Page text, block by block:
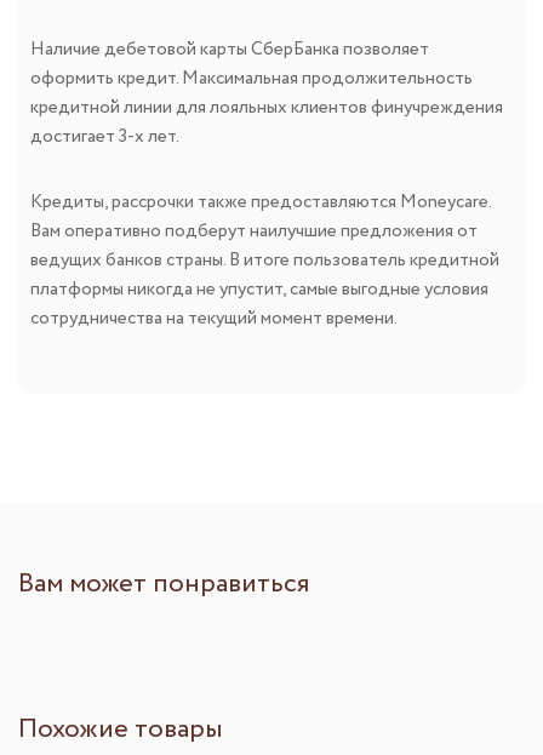
Наличие дебетовой карты СберБанка позволяет
оформить кредит. Максимальная продолжительность
кредитной линии для лояльных клиентов финучреждения
достигает 3-х лет.
Кредиты, рассрочки также предоставляются Moneycare.
Вам оперативно подберут наилучшие предложения от
ведущих банков страны. В итоге пользователь кредитной
платформы никогда не упустит, самые выгодные условия
сотрудничества на текущий момент времени.
Вам может понравиться
Похожие товары